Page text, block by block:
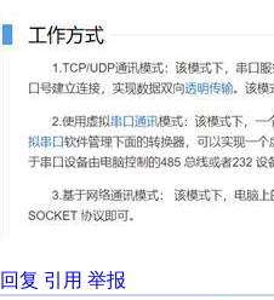
回复 引用 举报